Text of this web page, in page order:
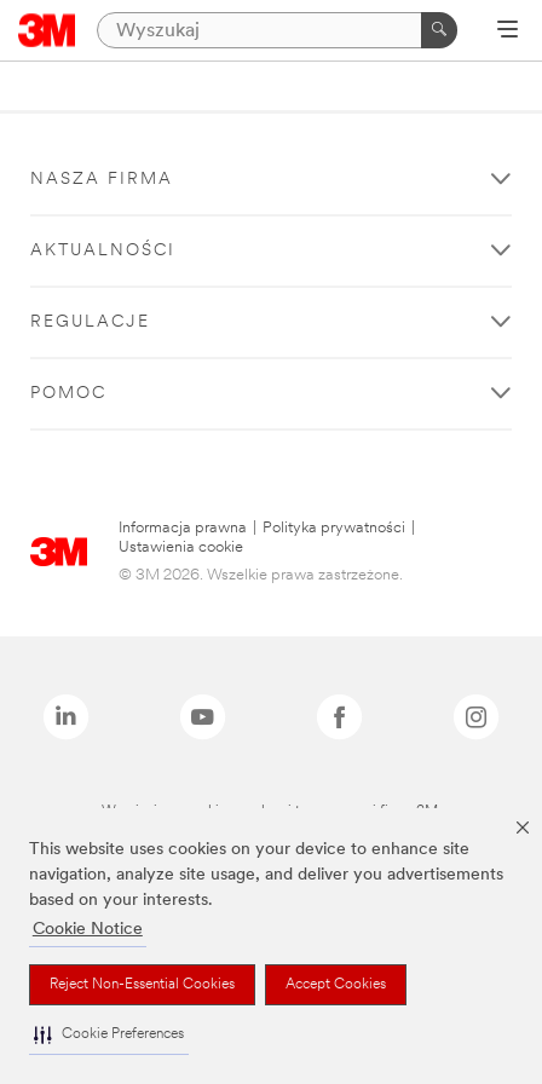
This website uses cookies on your device to enhance site
navigation, analyze site usage, and deliver you advertisements
based on your interests.
Cookie Notice
Reject Non-Essential Cookies Accept Cookies
Cookie Preferences
NASZA FIRMA
AKTUALNOŚCI
REGULACJE
POMOC
Informacja prawna Polityka prywatności
Ustawienia cookie
© 3M 2026. Wszelkie prawa zastrzeżone.
Wymienione marki są znakami towarowymi firmy 3M.